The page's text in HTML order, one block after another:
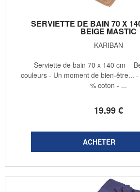
SERVIETTE DE BAIN 70 X
BEIGE MASTIC
KARIBAN
19.99€
Serviette de bain 70 x 140 cm -
couleurs - Un moment de bien-être...
% coton - ...